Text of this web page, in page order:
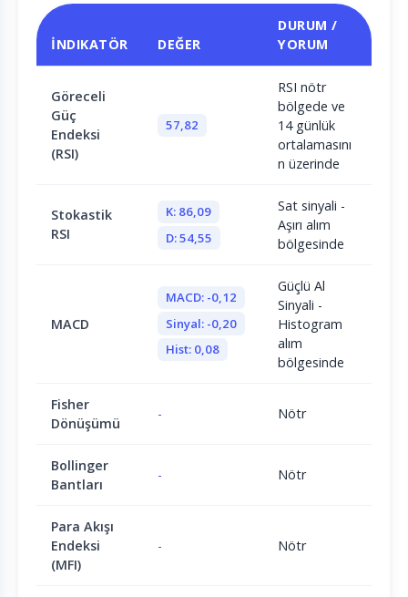
İNDIKATÖR DEĞER
DURUM /
YORUM
Göreceli
Güç
Endeksi
(RSI)
57,82
RSI nötr
bölgede ve
14 günlük
ortalamasını
n üzerinde
Stokastik
RSI
K: 86,09
D: 54,55
Sat sinyali -
Aşırı alım
bölgesinde
MACD
MACD: -0,12
Sinyal: -0,20
Hist: 0,08
Güçlü Al
Sinyali -
Histogram
alım
bölgesinde
Fisher
Dönüşümü
- Nötr
Bollinger
Bantları
- Nötr
Para Akışı
Endeksi
(MFI)
- Nötr